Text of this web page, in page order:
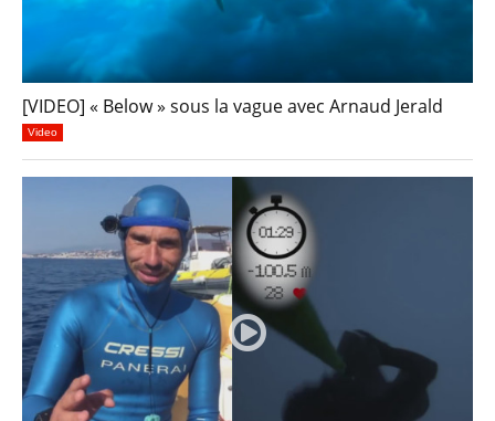
[VIDEO] « Below » sous la vague avec Arnaud Jerald
Video